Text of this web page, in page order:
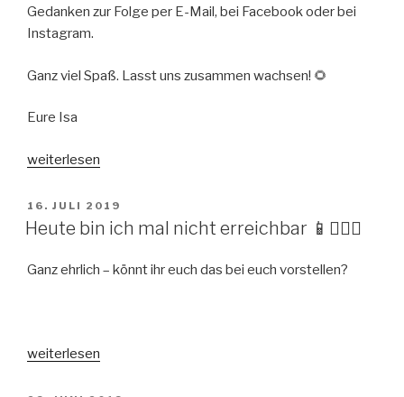
Gedanken zur Folge per E-Mail, bei Facebook oder bei
Instagram.
Ganz viel Spaß. Lasst uns zusammen wachsen! 🌻
Eure Isa
„So
du
endlich
Ziele
weiterlesen
VERÖFFENTLICHT
AM
16. JULI 2019
Heute bin ich mal nicht erreichbar 📱🙅🏼‍♀️
Ganz ehrlich – könnt ihr euch das bei euch vorstellen?
„Heute
weiterlesen